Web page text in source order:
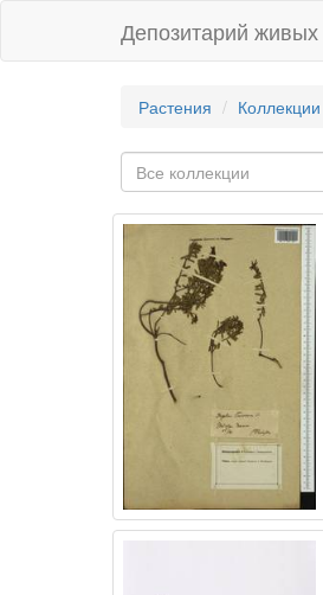
Депозитарий живых
Растения Коллекции
Все коллекции